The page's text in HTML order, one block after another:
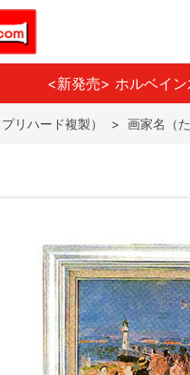
<新発売> ホルベイ
リハード複製） > 画家名（